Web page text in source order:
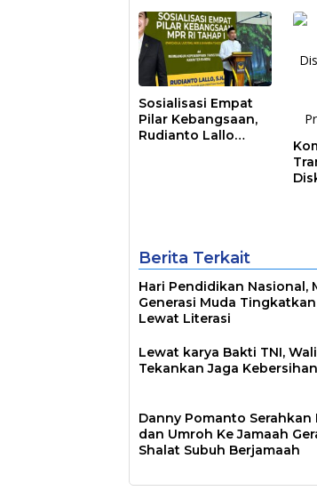
Sosialisasi Empat
Pilar Kebangsaan,
Rudianto Lallo
Berita Terkait
Hari Pendidikan Nasional,
Generasi Muda
Lewat Literasi
Lewat karya Bakti TNI,
Tekankan Jaga
Danny Pomanto Serahkan
dan Umroh Ke Jamaah
Shalat Subuh Berjamaah